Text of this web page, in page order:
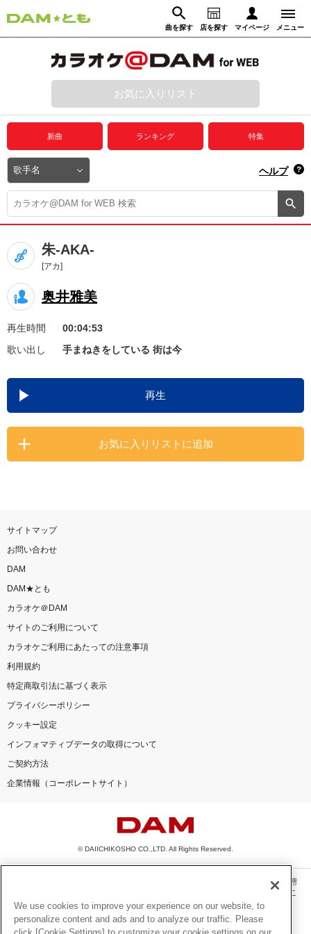
曲を探す 店を探す マイページ メニュー
動画からさがす 録音からさがす
ログイン
プレミアムサービス
DAM★とも動画
DAM★とも録音
カラオケ＠DAM
ユーザー検索
キャンペーン
お知らせ よくあるご質問
DAMの新曲・ランキングなど
カラオケ最新情報をチェック！
お気に入りリスト
新曲 ランキング 特集
ヘルプ
朱-AKA-
[アカ]
奥井雅美
再生時間
00:04:53
歌い出し
手まねきをしている 街は今
再生
お気に入りリストに追加
サイトマップ
お問い合わせ
DAM
DAM★とも
カラオケ＠DAM
サイトのご利用について
カラオケご利用にあたっての注意事項
利用規約
特定商取引法に基づく表示
プライバシーポリシー
クッキー設定
インフォマティブデータの取得について
ご契約方法
企業情報（コーポレートサイト）
© DAIICHIKOSHO CO.,LTD. All Rights Reserved.
このサイトに掲載されている一切の文章・画像・写真・動画・音声等を、手段や形態
を問わず、著作権法の定める範囲を超えて無断で複製、転載、ファイル化などするこ
とを禁じます。
楽曲及びコンテンツは、機種によりご利用いただけない場合があります。
We use cookies to improve your experience on our website, to
personalize content and ads and to analyze our traffic. Please